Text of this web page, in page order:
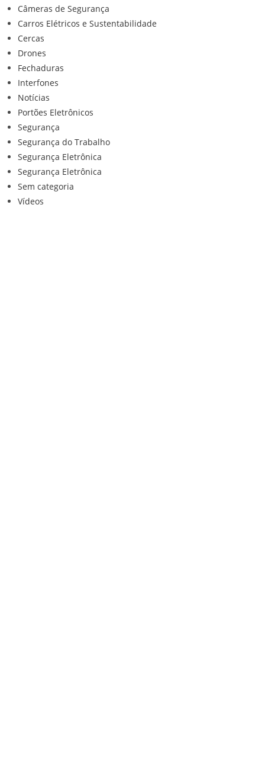
Câmeras de Segurança
Carros Elétricos e Sustentabilidade
Cercas
Drones
Fechaduras
Interfones
Notícias
Portões Eletrônicos
Segurança
Segurança do Trabalho
Segurança Eletrônica
Segurança Eletrônica
Sem categoria
Vídeos